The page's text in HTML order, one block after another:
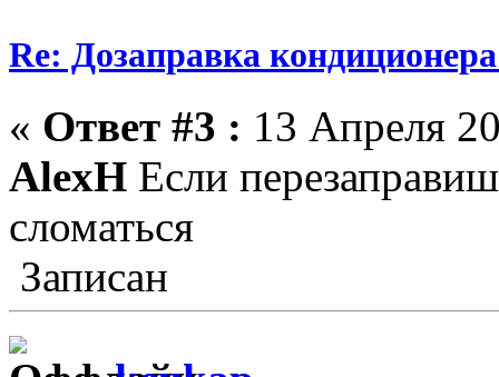
Re: Дозаправка
« Ответ #3 : 13 Апреля
AlexH Если
сломаться
Записан